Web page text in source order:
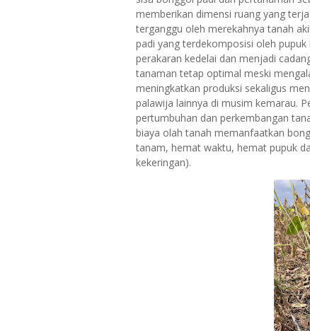
memberikan dimensi ruang yang
terganggu oleh merekahnya tanah
padi yang terdekomposisi oleh
perakaran kedelai dan menjadi
tanaman tetap optimal meski
meningkatkan produksi sekaligus
palawija lainnya di musim kemarau.
pertumbuhan dan perkembangan
biaya olah tanah memanfaatkan
tanam, hemat waktu, hemat pupuk
kekeringan).